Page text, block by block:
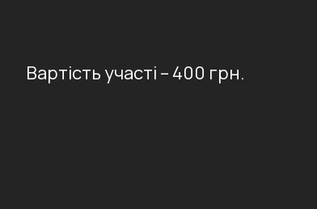
Вартість участі – 400 грн.